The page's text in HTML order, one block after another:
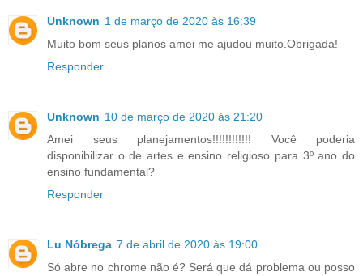
Unknown 1 de março de 2020 às 16:39
Muito bom seus planos amei me ajudou muito.Obrigada!
Responder
Unknown 10 de março de 2020 às 21:20
Amei seus planejamentos!!!!!!!!!!!! Você poderia
disponibilizar o de artes e ensino religioso para 3º ano do
ensino fundamental?
Responder
Lu Nóbrega 7 de abril de 2020 às 19:00
Só abre no chrome não é? Será que dá problema ou posso